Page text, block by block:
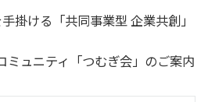
掛ける「共同事業型 企業共創」
ミュニティ「つむぎ会」のご案内